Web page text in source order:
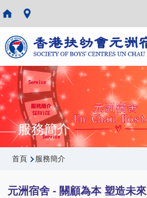
移至主內容
服務簡介
導
連
首頁 服務簡介
元洲宿舍 - 關顧為本 塑造未來